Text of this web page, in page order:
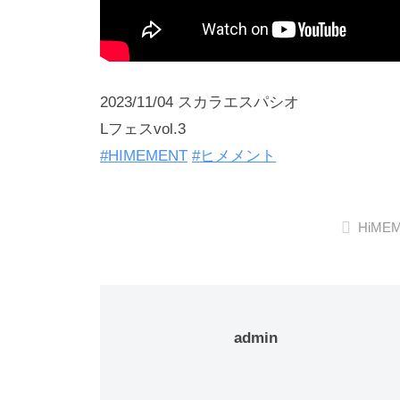
2023/11/04 スカラエスパシオ
Lフェスvol.3
#HIMEMENT #ヒメメント
admin